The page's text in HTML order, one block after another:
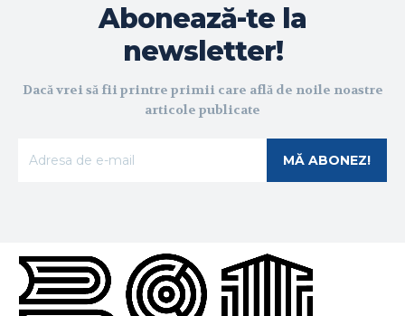
Abonează-te la
newsletter!
Dacă vrei să fii printre primii care află de noile noastre
articole publicate
MĂ ABONEZ!